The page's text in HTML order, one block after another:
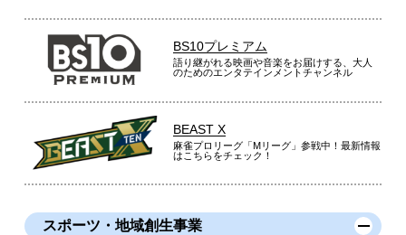
BS10プレミアム
語り継がれる映画や音楽をお届けする、大人
のためのエンタテインメントチャンネル
BEAST X
麻雀プロリーグ「Mリーグ」参戦中！最新情報
はこちらをチェック！
スポーツ・地域創生事業